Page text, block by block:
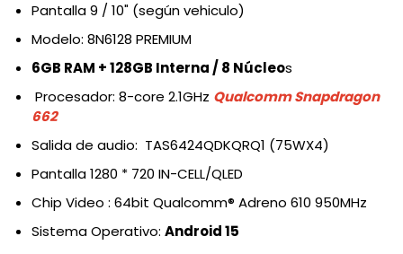
Pantalla 9 / 10" (según vehiculo)
Modelo: 8N6128 PREMIUM
6GB RAM + 128GB Interna / 8 Núcleos
Procesador: 8-core 2.1GHz Qualcomm Snapdragon
662
Salida de audio: TAS6424QDKQRQ1 (75WX4)
Pantalla 1280 * 720 IN-CELL/QLED
Chip Video : 64bit Qualcomm® Adreno 610 950MHz
Sistema Operativo: Android 15